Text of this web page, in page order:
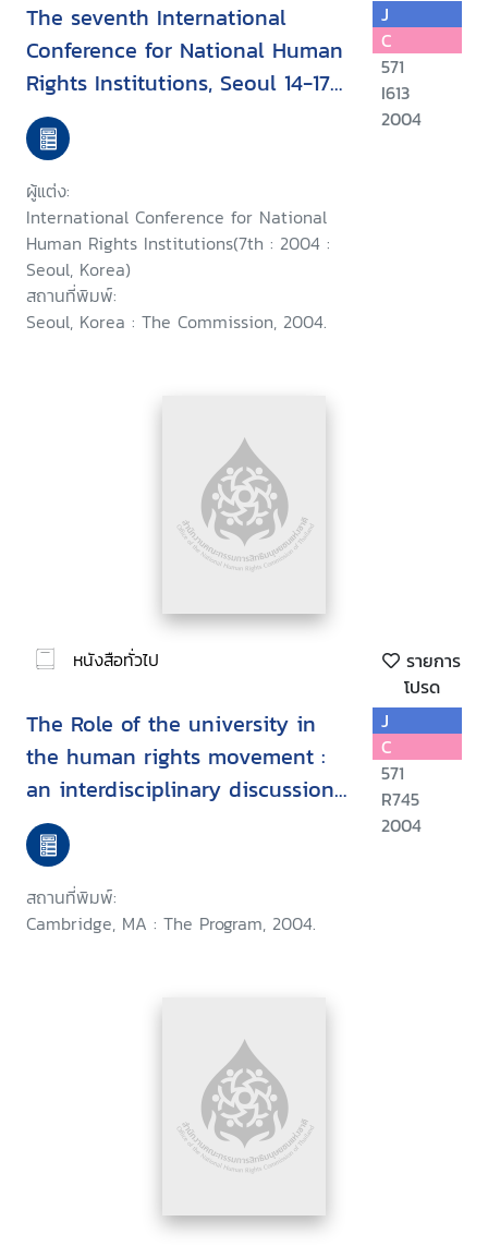
The seventh International
Conference for National Human
Rights Institutions, Seoul 14-17
September 2004 : Upholding
human rights during conflict
and while countering terrorism
ผู้แต่ง:
International Conference for National
Human Rights Institutions(7th : 2004 :
Seoul, Korea)
สถานที่พิมพ์:
Seoul, Korea : The Commission, 2004.
J
C
571
I613
2004
หนังสือทั่วไป
รายการ
โปรด
The Role of the university in
the human rights movement :
an interdisciplinary discussion
held at Harvard Law School,
September 1999
สถานที่พิมพ์:
Cambridge, MA : The Program, 2004.
J
C
571
R745
2004